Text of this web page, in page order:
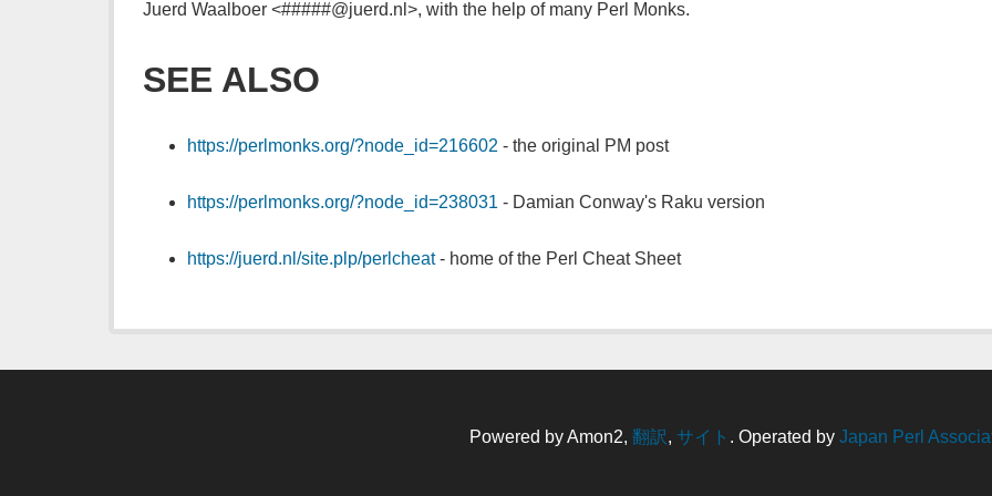
Juerd Waalboer <#####@juerd.nl>, with the help of many Perl Monks.
SEE ALSO
https://perlmonks.org/?node_id=216602 - the original PM post
https://perlmonks.org/?node_id=238031 - Damian Conway's Raku version
https://juerd.nl/site.plp/perlcheat- home of the Perl Cheat Sheet
Powered by Amon2, 翻訳, サイト . Operated by Japan Perl